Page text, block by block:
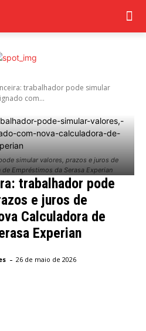
trabalhador pode simular
com...
simular valores, prazos e juros de
Empréstimos da Serasa Experian
trabalhador pode
e juros de
Calculadora de
Experian
- 26 de maio de 2026